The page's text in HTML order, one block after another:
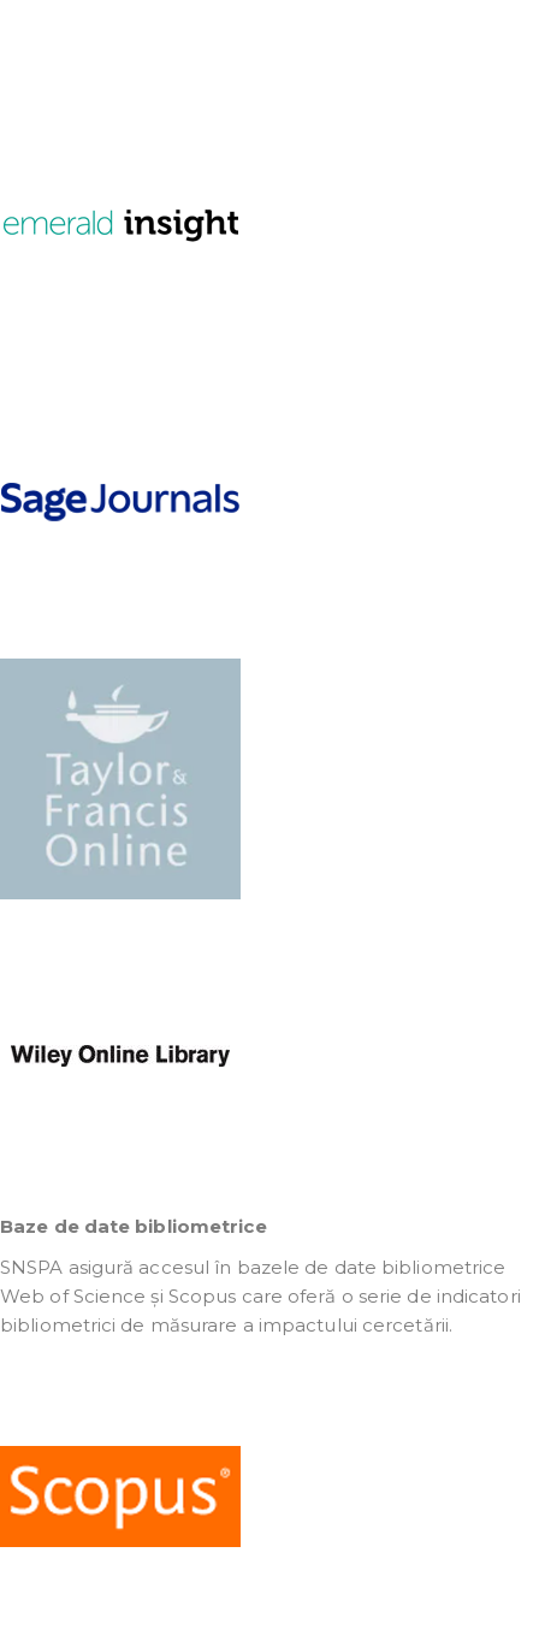
Baze de date bibliometrice
SNSPA asigură accesul în bazele de date bibliometrice
Web of Science și Scopus care oferă o serie de indicatori
bibliometrici de măsurare a impactului cercetării.